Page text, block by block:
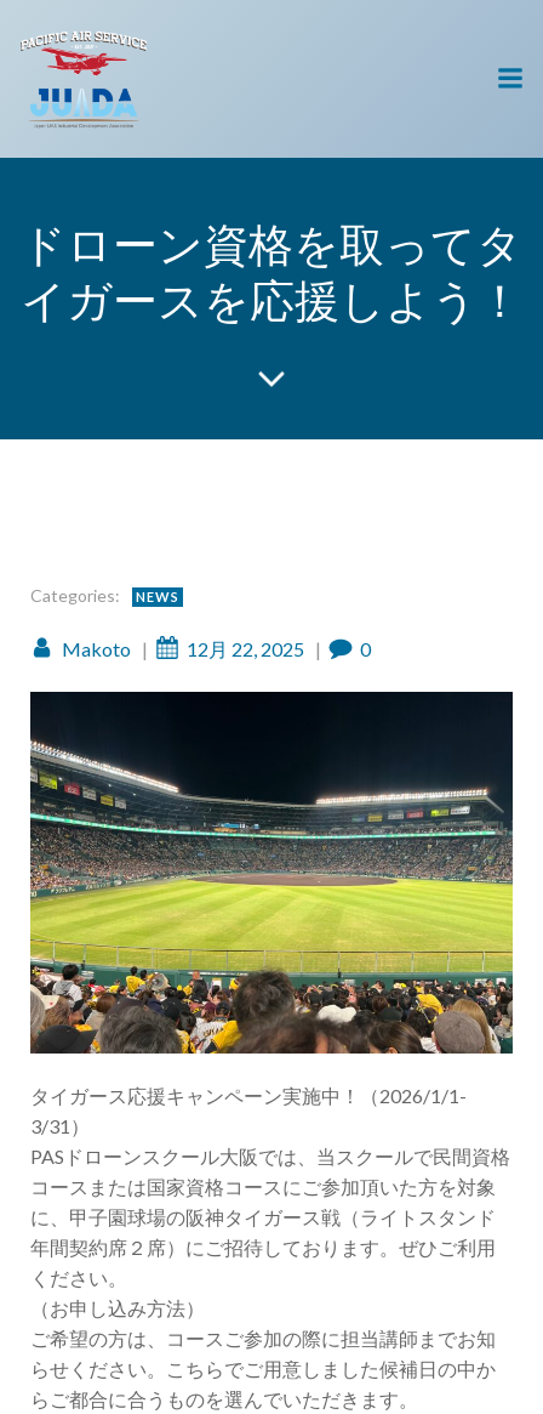
へ
ッ
プ
ドローン資格を取ってタ
イガースを応援しよう！
Categories: NEWS
Makoto | 12月 22, 2025 | 0
タイガース応援キャンペーン実施中！（2026/1/1-
3/31）
PASドローンスクール大阪では、当スクールで民間資格
コースまたは国家資格コースにご参加頂いた方を対象
に、甲子園球場の阪神タイガース戦（ライトスタンド
年間契約席２席）にご招待しております。ぜひご利用
ください。
（お申し込み方法）
ご希望の方は、コースご参加の際に担当講師までお知
らせください。こちらでご用意しました候補日の中か
らご都合に合うものを選んでいただきます。